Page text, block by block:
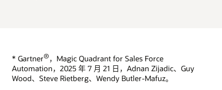
* Gartner®，Magic Quadrant for Sales Force
Automation，2025 年 7 月 21 日，Adnan Zijadic、Guy
Wood、Steve Rietberg、Wendy Butler-Mafuz。